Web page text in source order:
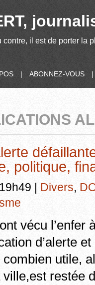
contre, il est de porter
| ABONNEZ-VOUS |
politique,
| Divers,
vécu l’enfer
d’alerte
utile,
ville,est restée